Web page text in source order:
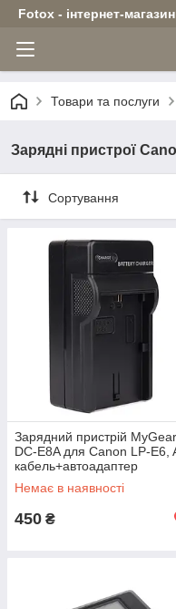
Fotox - інтернет-
Товари та послуги
Зарядні пристрої
Сортування
Зарядний пристрій MyGear
DC-E8A для Canon LP-E6,
кабель+автоадаптер
Немає в наявності
450 ₴